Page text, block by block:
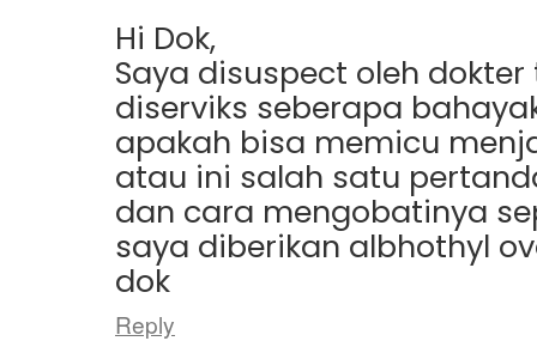
Hi Dok,
Saya disuspect oleh
diserviks seberapa
apakah bisa memicu
atau ini salah satu
dan cara mengobatinya
saya diberikan albhothyl
dok
Reply